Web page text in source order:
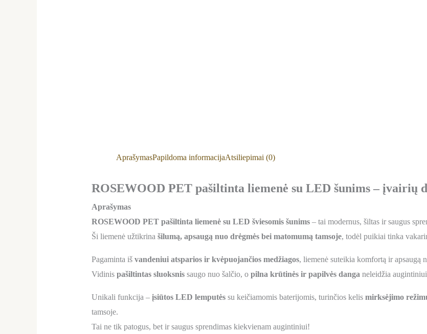
AprašymasPapildoma informacijaAtsiliepimai (0)
ROSEWOOD PET pašiltinta liemenė su LED šunims – įvairių
Aprašymas
ROSEWOOD PET pašiltinta liemenė su LED šviesomis šunims– tai modernus, šiltas ir saugus
Ši liemenė užtikrina šilumą, apsaugą nuo drėgmės bei matomumą tamsoje, todėl puikiai tinka
Pagaminta iš vandeniui atsparios ir kvėpuojančios medžiagos, liemenė suteikia komfortą ir apsaugą
Vidinis pašiltintas sluoksnissaugo nuo šalčio, o pilna krūtinės ir papilvės danga neleidžia
Unikali funkcija – įsiūtos LED lemputėssu keičiamomis baterijomis, turinčios kelis mirksėjimo
tamsoje.
Tai ne tik patogus, bet ir saugus sprendimas kiekvienam augintiniui!